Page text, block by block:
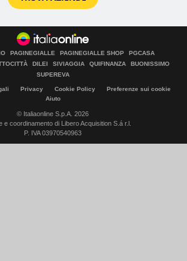
PAGINEGIALLE PAGINEGIALLE SHOP
PGCASA
DILEI SIVIAGGIA QUIFINANZA
BUONISSIMO
SUPEREVA
Privacy Cookie Policy
Preferenze sui cookie
Aiuto
© Italiaonline S.p.A. 2026
e coordinamento di Libero Acquisition S.á r.l.
P. IVA 03970540963